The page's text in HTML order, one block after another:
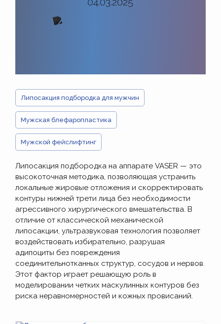
Липосакция подбородка для мужчин
Мужская блефаропластика
Мужской фейслифтинг
Липосакция подбородка на аппарате VASER — это
высокоточная методика, позволяющая устранить
локальные жировые отложения и скорректировать
контуры нижней трети лица без необходимости
агрессивного хирургического вмешательства. В
отличие от классической механической
липосакции, ультразвуковая технология позволяет
воздействовать избирательно, разрушая
адипоциты без повреждения
соединительнотканных структур, сосудов и нервов.
Этот фактор играет решающую роль в
моделировании четких маскулинных контуров без
риска неравномерностей и кожных провисаний.